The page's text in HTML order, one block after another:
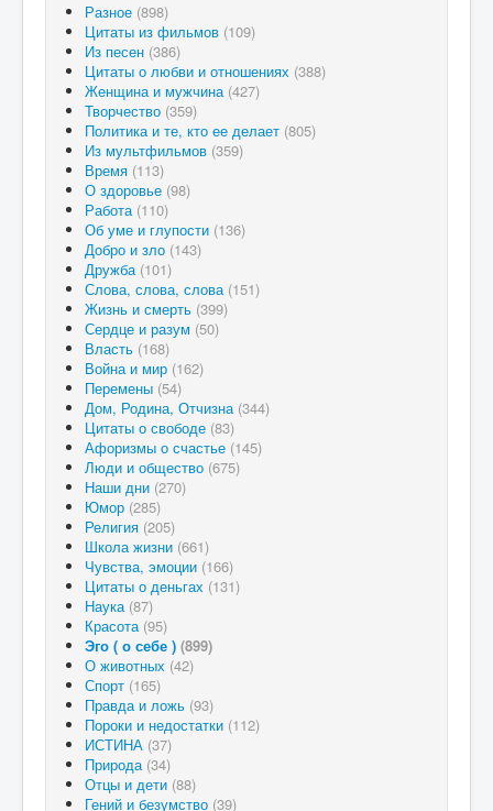
Разное (898)
Цитаты из фильмов (109)
Из песен (386)
Цитаты о любви и отношениях (388)
Женщина и мужчина (427)
Творчество (359)
Политика и те, кто ее делает (805)
Из мультфильмов (359)
Время (113)
О здоровье (98)
Работа (110)
Об уме и глупости (136)
Добро и зло (143)
Дружба (101)
Слова, слова, слова (151)
Жизнь и смерть (399)
Сердце и разум (50)
Власть (168)
Война и мир (162)
Перемены (54)
Дом, Родина, Отчизна (344)
Цитаты о свободе (83)
Афоризмы о счастье (145)
Люди и общество (675)
Наши дни (270)
Юмор (285)
Религия (205)
Школа жизни (661)
Чувства, эмоции (166)
Цитаты о деньгах (131)
Наука (87)
Красота (95)
Эго ( о себе ) (899)
О животных (42)
Спорт (165)
Правда и ложь (93)
Пороки и недостатки (112)
ИСТИНА (37)
Природа (34)
Отцы и дети (88)
Гений и безумство (39)